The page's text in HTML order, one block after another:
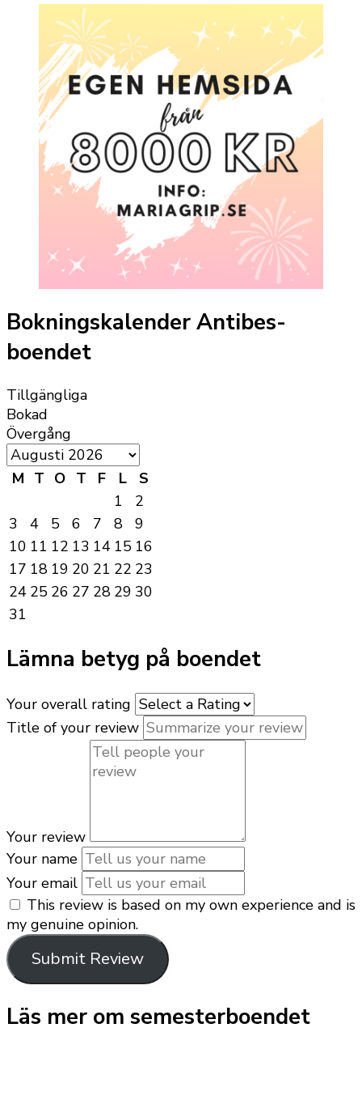
Bokningskalender Antibes-
boendet
Tillgängliga
Bokad
Övergång
M T O T F L
S
1
2
3
4 5 6 7 8
9
10 11 12 13 14 15 16
17 18 19 20 21 22 23
24 25 26 27 28 29 30
31
Lämna betyg på boendet
Your overall rating
Title of your review
Your review
Your name
Your email
This review is based on my own experience and is
my genuine opinion.
Submit Review
Läs mer om semesterboendet